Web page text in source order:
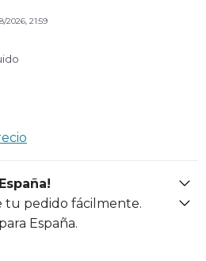
2026, 21:59
tu pedido fácilmente.
España.